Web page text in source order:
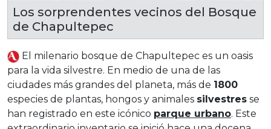
Los sorprendentes vecinos del Bosque
de Chapultepec
El milenario bosque de Chapultepec es un oasis
para la vida silvestre. En medio de una de las
ciudades más grandes del planeta, más de 1800
especies de plantas, hongos y animales silvestres se
han registrado en este icónico parque urbano. Este